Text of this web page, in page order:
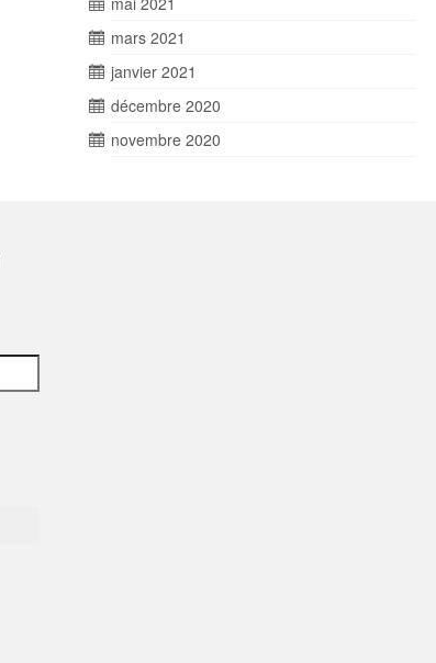
mars 2021
janvier 2021
décembre 2020
novembre 2020